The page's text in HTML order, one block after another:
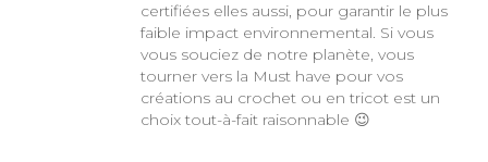
certifiées elles aussi, pour garantir le plus
faible impact environnemental. Si vous
vous souciez de notre planète, vous
tourner vers la Must have pour vos
créations au crochet ou en tricot est un
choix tout-à-fait raisonnable 😉